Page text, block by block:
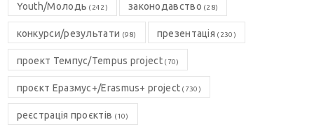
Youth/Молодь (242) законодавство (28)
конкурси/результати (98) презентація (230)
проект Темпус/Tempus project(70)
проєкт Еразмус+/Erasmus+ project (730)
реєстрація проєктів (10)